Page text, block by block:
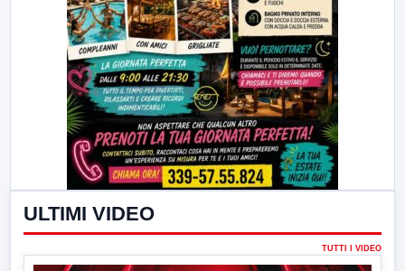
ULTIMI VIDEO
TUTTI I VIDEO